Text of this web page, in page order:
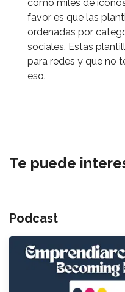
como miles de
favor es que las
ordenadas por
sociales. Estas
para redes y que no
eso.
Te puede
Podcast